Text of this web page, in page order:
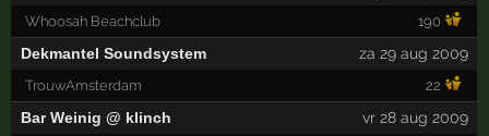
Whoosah Beachclub 190
Dekmantel Soundsystem za 29 aug 2009
TrouwAmsterdam 22
Bar Weinig @ klinch vr 28 aug 2009